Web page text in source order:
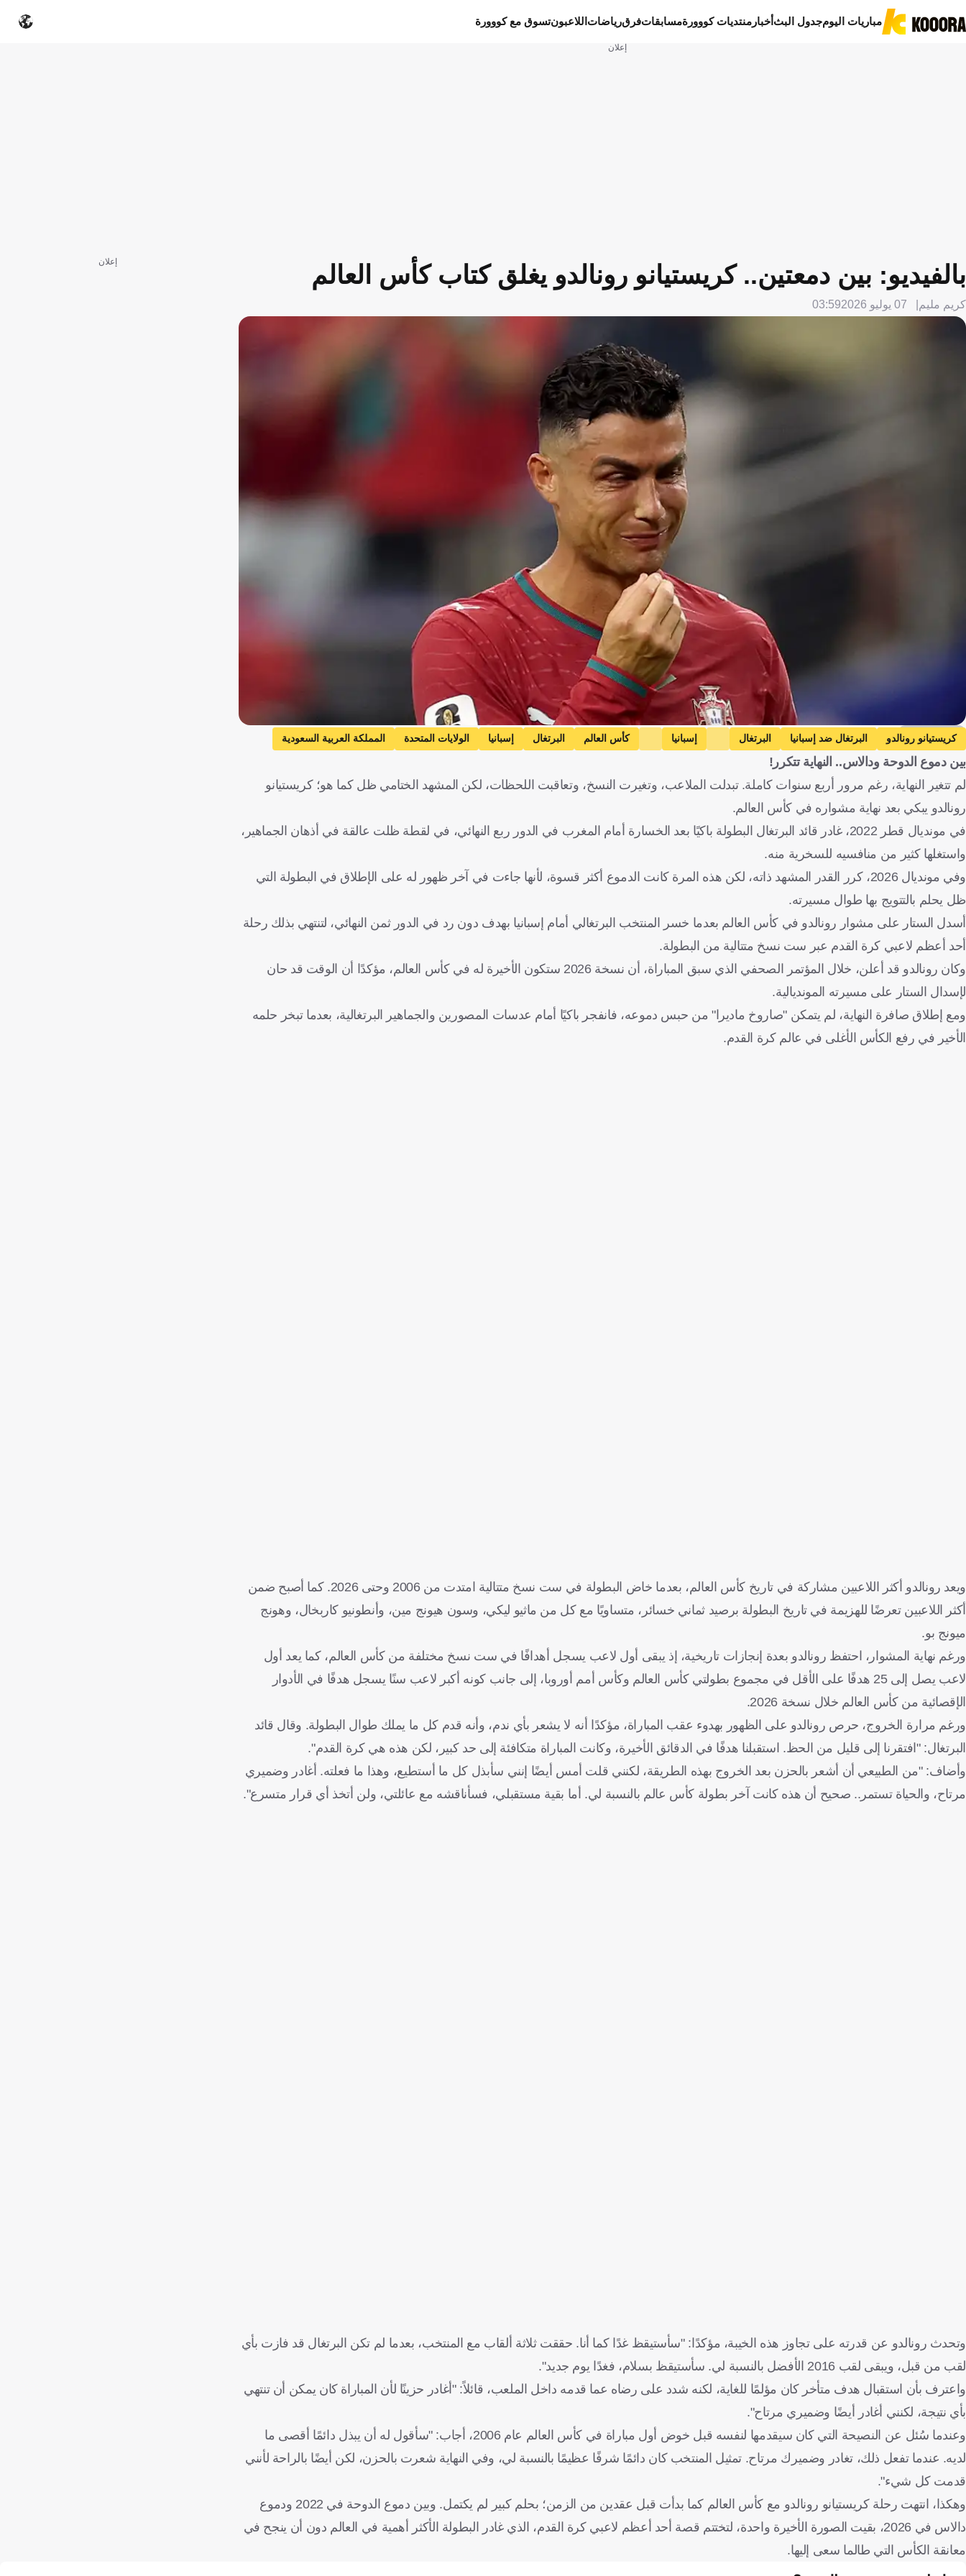
مباريات اليومجدول البثأخبار منتديات كووورةمسابقاتفرقرياضات اللاعبونتسوق مع كووورة
إعلان
بالفيديو: بين دمعتين.. كريستيانو رونالدو يغلق كتاب كأس العالم
كريم مليم 07 يوليو 2026 03:59
Getty Images
كريستيانو رونالدو البرتغال ضد إسبانيا البرتغال إسبانيا كأس العالم البرتغال إسبانيا الولايات المتحدة
المملكة العربية السعودية
مصر
الجزائر المغرب تونس كرة قدمبين دموع الدوحة ودالاس.. النهاية تتكرر!
لم تتغير النهاية، رغم مرور أربع سنوات كاملة. تبدلت الملاعب، وتغيرت النسخ، وتعاقبت اللحظات، لكن المشهد الختامي ظل كما هو؛ كريستيانو
رونالدو يبكي بعد نهاية مشواره في كأس العالم.
في مونديال قطر 2022، غادر قائد البرتغال البطولة باكيًا بعد الخسارة أمام المغرب في الدور ربع النهائي، في لقطة ظلت عالقة في أذهان الجماهير،
واستغلها كثير من منافسيه للسخرية منه.
وفي مونديال 2026، كرر القدر المشهد ذاته، لكن هذه المرة كانت الدموع أكثر قسوة، لأنها جاءت في آخر ظهور له على الإطلاق في البطولة التي
ظل يحلم بالتتويج بها طوال مسيرته.
أسدل الستار على مشوار رونالدو في كأس العالم بعدما خسر المنتخب البرتغالي أمام إسبانيا بهدف دون رد في الدور ثمن النهائي، لتنتهي بذلك رحلة
أحد أعظم لاعبي كرة القدم عبر ست نسخ متتالية من البطولة.
وكان رونالدو قد أعلن، خلال المؤتمر الصحفي الذي سبق المباراة، أن نسخة 2026 ستكون الأخيرة له في كأس العالم، مؤكدًا أن الوقت قد حان
لإسدال الستار على مسيرته المونديالية.
ومع إطلاق صافرة النهاية، لم يتمكن "صاروخ ماديرا" من حبس دموعه، فانفجر باكيًا أمام عدسات المصورين والجماهير البرتغالية، بعدما تبخر حلمه
الأخير في رفع الكأس الأغلى في عالم كرة القدم.
ويعد رونالدو أكثر اللاعبين مشاركة في تاريخ كأس العالم، بعدما خاض البطولة في ست نسخ متتالية امتدت من 2006 وحتى 2026. كما أصبح ضمن
أكثر اللاعبين تعرضًا للهزيمة في تاريخ البطولة برصيد ثماني خسائر، متساويًا مع كل من ماثيو ليكي، وسون هيونج مين، وأنطونيو كاربخال، وهونج
ميونج بو.
ورغم نهاية المشوار، احتفظ رونالدو بعدة إنجازات تاريخية، إذ يبقى أول لاعب يسجل أهدافًا في ست نسخ مختلفة من كأس العالم، كما يعد أول
لاعب يصل إلى 25 هدفًا على الأقل في مجموع بطولتي كأس العالم وكأس أمم أوروبا، إلى جانب كونه أكبر لاعب سنًا يسجل هدفًا في الأدوار
الإقصائية من كأس العالم خلال نسخة 2026.
ورغم مرارة الخروج، حرص رونالدو على الظهور بهدوء عقب المباراة، مؤكدًا أنه لا يشعر بأي ندم، وأنه قدم كل ما يملك طوال البطولة. وقال قائد
البرتغال: "افتقرنا إلى قليل من الحظ. استقبلنا هدفًا في الدقائق الأخيرة، وكانت المباراة متكافئة إلى حد كبير، لكن هذه هي كرة القدم".
وأضاف: "من الطبيعي أن أشعر بالحزن بعد الخروج بهذه الطريقة، لكنني قلت أمس أيضًا إنني سأبذل كل ما أستطيع، وهذا ما فعلته. أغادر وضميري
مرتاح، والحياة تستمر.. صحيح أن هذه كانت آخر بطولة كأس عالم بالنسبة لي. أما بقية مستقبلي، فسأناقشه مع عائلتي، ولن أتخذ أي قرار متسرع".
وتحدث رونالدو عن قدرته على تجاوز هذه الخيبة، مؤكدًا: "سأستيقظ غدًا كما أنا. حققت ثلاثة ألقاب مع المنتخب، بعدما لم تكن البرتغال قد فازت بأي
لقب من قبل، ويبقى لقب 2016 الأفضل بالنسبة لي. سأستيقظ بسلام، فغدًا يوم جديد".
واعترف بأن استقبال هدف متأخر كان مؤلمًا للغاية، لكنه شدد على رضاه عما قدمه داخل الملعب، قائلاً: "أغادر حزينًا لأن المباراة كان يمكن أن تنتهي
بأي نتيجة، لكنني أغادر أيضًا وضميري مرتاح".
وعندما سُئل عن النصيحة التي كان سيقدمها لنفسه قبل خوض أول مباراة في كأس العالم عام 2006، أجاب: "سأقول له أن يبذل دائمًا أقصى ما
لديه. عندما تفعل ذلك، تغادر وضميرك مرتاح. تمثيل المنتخب كان دائمًا شرفًا عظيمًا بالنسبة لي، وفي النهاية شعرت بالحزن، لكن أيضًا بالراحة لأنني
قدمت كل شيء".
وهكذا، انتهت رحلة كريستيانو رونالدو مع كأس العالم كما بدأت قبل عقدين من الزمن؛ بحلم كبير لم يكتمل. وبين دموع الدوحة في 2022 ودموع
دالاس في 2026، بقيت الصورة الأخيرة واحدة، لتختتم قصة أحد أعظم لاعبي كرة القدم، الذي غادر البطولة الأكثر أهمية في العالم دون أن ينجح في
معانقة الكأس التي طالما سعى إليها.
إعلان